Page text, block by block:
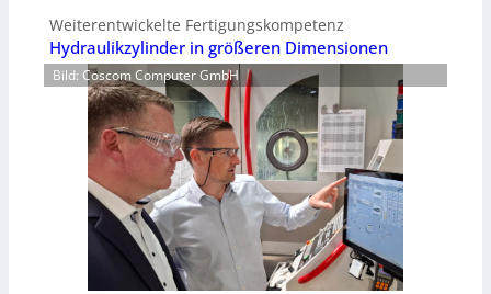
Weiterentwickelte Fertigungskompetenz
Hydraulikzylinder in größeren Dimensionen
Bild: Coscom Computer GmbH